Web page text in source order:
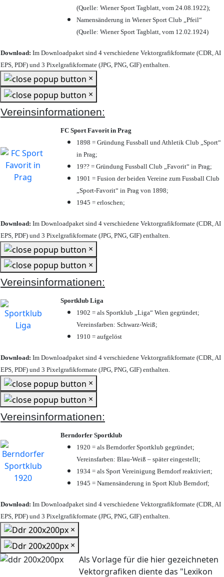
(Quelle: Wiener Sport Tagblatt, vom 24.08.1922);
Namensänderung in Wiener Sport Club „Pfeil“
(Quelle: Wiener Sport Tagblatt, vom 12.02.1924)
Download: Im Downloadpaket sind 4 verschiedene Vektorgrafikformate (CDR, AI
EPS, PDF) und 3 Pixelgrafikformate (JPG, PNG, GIF) enthalten.
×
×
Vereinsinformationen:
FC Sport Favorit in Prag
1898 = Gründung Fussball und Athletik Club „Sport“
in Prag;
19?? = Gründung Fussball Club „Favorit“ in Prag;
1901 = Fusion der beiden Vereine zum Fussball Club
„Sport-Favorit“ in Prag von 1898;
1945 = erloschen;
Download: Im Downloadpaket sind 4 verschiedene Vektorgrafikformate (CDR, AI
EPS, PDF) und 3 Pixelgrafikformate (JPG, PNG, GIF) enthalten.
×
×
Vereinsinformationen:
Sportklub Liga
1902 = als Sportklub „Liga“ Wien gegründet;
Vereinsfarben: Schwarz-Weiß;
1910 = aufgelöst
Download: Im Downloadpaket sind 4 verschiedene Vektorgrafikformate (CDR, AI
EPS, PDF) und 3 Pixelgrafikformate (JPG, PNG, GIF) enthalten.
×
×
Vereinsinformationen:
Berndorfer Sportklub
1920 = als Berndorfer Sportklub gegründet;
Vereinsfarben: Blau-Weiß – später eingestellt;
1934 = als Sport Vereinigung Berndorf reaktiviert;
1945 = Namensänderung in Sport Klub Berndorf;
Download: Im Downloadpaket sind 4 verschiedene Vektorgrafikformate (CDR, AI
EPS, PDF) und 3 Pixelgrafikformate (JPG, PNG, GIF) enthalten.
×
×
Als Vorlage für die hier gezeichneten
Vektorgrafiken diente das "Lexikon